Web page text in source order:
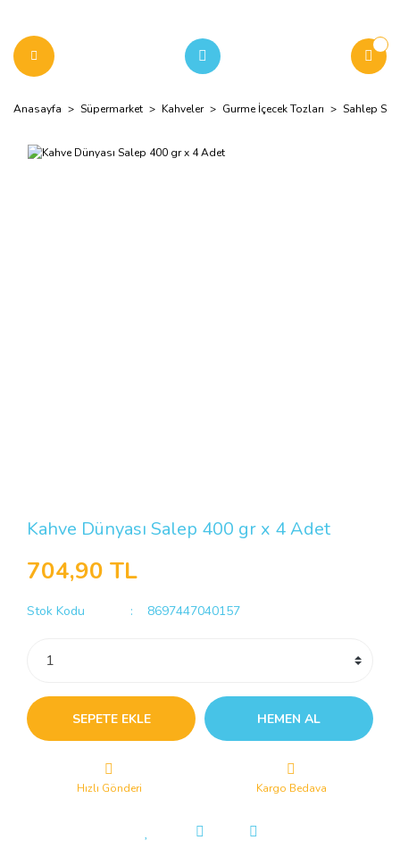
Anasayfa Süpermarket Kahveler Gurme İçecek Tozları Sahlep
Kahve Dünyası Salep 400 gr x 4 Adet
704,90 TL
Stok Kodu 8697447040157
SEPETE EKLE HEMEN AL
Hızlı Gönderi Kargo Bedava